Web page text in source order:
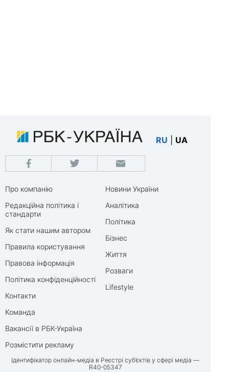
RU UA
Про компанію
Редакційна політика і
стандарти
Як стати нашим автором
Правила користування
Правова інформація
Політика конфіденційності
Контакти
Команда
Вакансії в РБК-Україна
Розмістити рекламу
Новини України
Аналітика
Політика
Бізнес
Життя
Розваги
Lifestyle
Ідентифікатор онлайн-медіа в Реєстрі суб’єктів у сфері медіа —
R40-05347